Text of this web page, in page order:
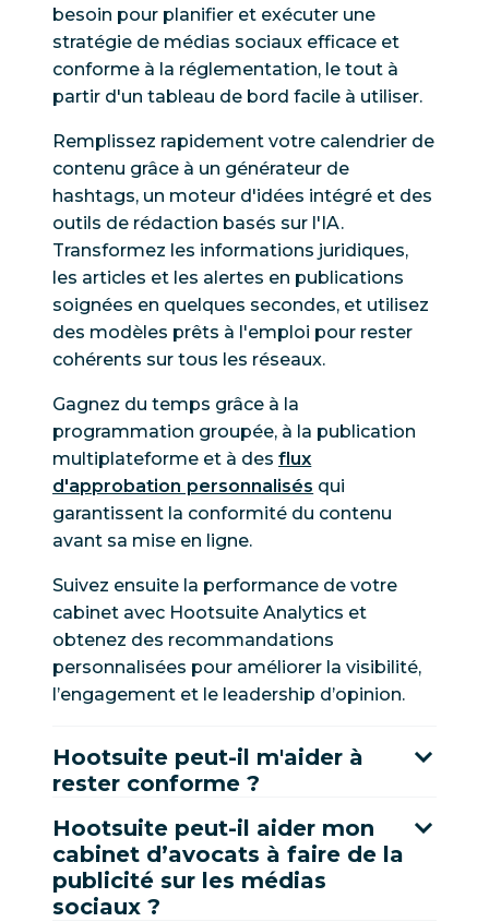
besoin pour planifier et exécuter une
stratégie de médias sociaux efficace et
conforme à la réglementation, le tout à
partir d'un tableau de bord facile à utiliser.
Remplissez rapidement votre calendrier de
contenu grâce à un générateur de
hashtags, un moteur d'idées intégré et des
outils de rédaction basés sur l'IA.
Transformez les informations juridiques,
les articles et les alertes en publications
soignées en quelques secondes, et utilisez
des modèles prêts à l'emploi pour rester
cohérents sur tous les réseaux.
Gagnez du temps grâce à la
programmation groupée, à la publication
multiplateforme et à des flux
d'approbation personnalisés qui
garantissent la conformité du contenu
avant sa mise en ligne.
Suivez ensuite la performance de votre
cabinet avec Hootsuite Analytics et
obtenez des recommandations
personnalisées pour améliorer la visibilité,
l’engagement et le leadership d’opinion.
Hootsuite peut-il m'aider à
rester conforme ?
Hootsuite peut-il aider mon
cabinet d’avocats à faire de la
publicité sur les médias
sociaux ?